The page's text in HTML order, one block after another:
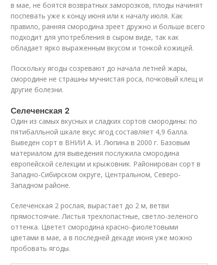
в мае, не боятся возвратных заморозков, плоды начинят
поспевать уже к концу июня или к началу июля. Как
правило, ранняя смородина зреет дружно и больше всего
подходит для употребления в сыром виде, так как
обладает ярко выраженным вкусом и тонкой кожицей.
Поскольку ягоды созревают до начала летней жары,
смородине не страшны мучнистая роса, почковый клещ и
другие болезни.
Селеченская 2
Один из самых вкусных и сладких сортов смородины: по
пятибалльной шкале вкус ягод составляет 4,9 балла.
Выведен сорт в ВНИИ А. И. Люпина в 2000 г. Базовым
материалом для выведения послужила смородина
европейской селекции и крыжовник. Районирован сорт в
Западно-Сибирском округе, Центральном, Северо-
Западном районе.
Селеченская 2 рослая, вырастает до 2 м, ветви
прямостоячие. Листья трехлопастные, светло-зеленого
оттенка. Цветет смородина красно-фиолетовыми
цветами в мае, а в последней декаде июня уже можно
пробовать ягоды.